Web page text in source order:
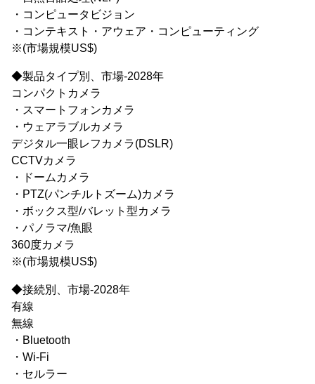
・コンピュータビジョン
・コンテキスト・アウェア・コンピューティング
※(市場規模US$)
◆製品タイプ別、市場-2028年
コンパクトカメラ
・スマートフォンカメラ
・ウェアラブルカメラ
デジタル一眼レフカメラ(DSLR)
CCTVカメラ
・ドームカメラ
・PTZ(パンチルトズーム)カメラ
・ボックス型/バレット型カメラ
・パノラマ/魚眼
360度カメラ
※(市場規模US$)
◆接続別、市場-2028年
有線
無線
・Bluetooth
・Wi-Fi
・セルラー